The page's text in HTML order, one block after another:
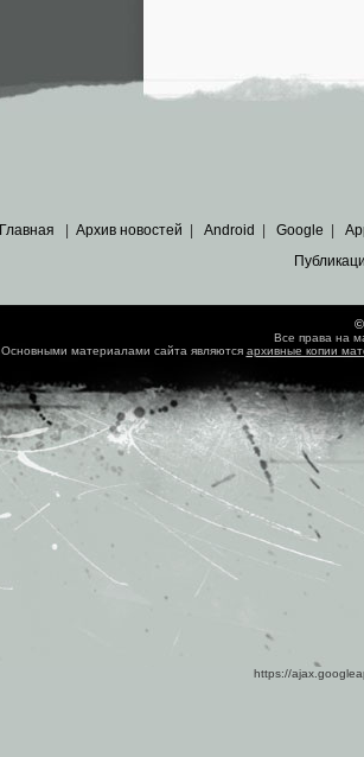
Главная Архив новостей Android Google
©
Все права на
Основными материалами сайта являются архивные копии
https://